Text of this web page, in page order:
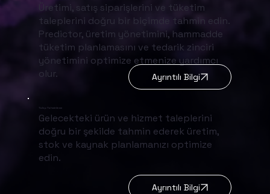
Üretimi, satış siparişlerini ve tüketim
taleplerini doğru bir biçimde tahmin edin.
Predictor, üretim yönetimini, hammadde
tüketim planlamasını ve tedarik zinciri
yönetimini optimize etmenize yardımcı
olur.
Ayrıntılı Bilgi
Talep Tahminleme
Gelecekteki ürün ve hizmet taleplerini
doğru bir şekilde tahmin ederek üretim,
stok ve kaynak planlamanızı optimize
edin.
Ayrıntılı Bilgi